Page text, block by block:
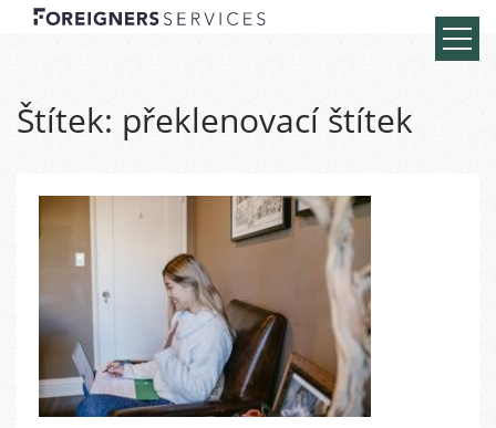
Štítek: překlenovací štítek